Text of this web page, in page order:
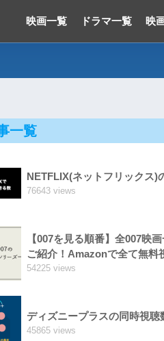
映画一覧 ドラマ一覧 映
一覧
NETFLIX(ネットフリックス)
76643 views
【007を見る順番】全007映
ご紹介！Amazonで全て無料
54225 views
ディズニープラスの同時視聴
45865 views